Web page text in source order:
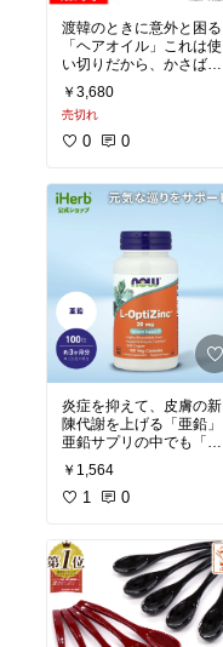
渡韓のときに意外と困る
「ヘアオイル」これは使
い切りだから、かさばる
こともないし、オイルが
こぼれたりしないから安
心👍
￥3,680
売切れ
0 0
炎症を抑えて、皮膚の新
陳代謝を上げる「亜鉛」
亜鉛サプリの中でも「L
オプティジンク」が🙆‍♀️
日本にある一般的な亜鉛
り亜鉛と適切なバランス
を保てます
￥1,564
1 0